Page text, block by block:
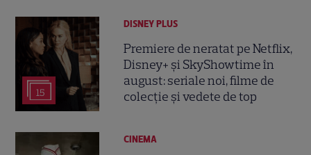
15
DISNEY PLUS
Premiere de neratat pe Netflix,
Disney+ și SkyShowtime în
august: seriale noi, filme de
colecție și vedete de top
CINEMA